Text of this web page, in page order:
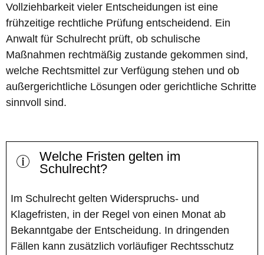
Vollziehbarkeit vieler Entscheidungen ist eine
frühzeitige rechtliche Prüfung entscheidend. Ein
Anwalt für Schulrecht prüft, ob schulische
Maßnahmen rechtmäßig zustande gekommen sind,
welche Rechtsmittel zur Verfügung stehen und ob
außergerichtliche Lösungen oder gerichtliche Schritte
sinnvoll sind.
Welche Fristen gelten im
Schulrecht?
Im Schulrecht gelten Widerspruchs- und
Klagefristen, in der Regel von einen Monat ab
Bekanntgabe der Entscheidung. In dringenden
Fällen kann zusätzlich vorläufiger Rechtsschutz